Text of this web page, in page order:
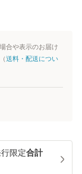
合や表示のお届け
送料・配送につい
限定合計